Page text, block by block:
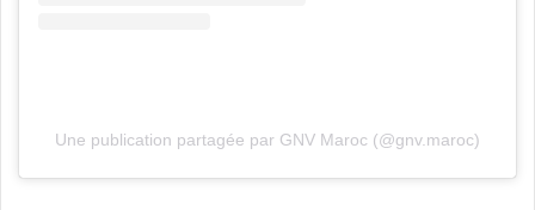
Une publication partagée par GNV Maroc (@gnv.maroc)